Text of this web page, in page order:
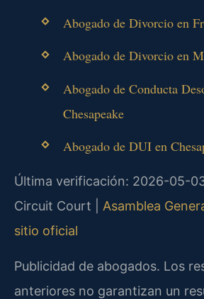
Abogado de Divorcio en
Abogado de Divorcio en
Abogado de Conducta
Chesapeake
Abogado de DUI en
Última verificación: 2026-05-
Circuit Court | Asamblea
sitio oficial
Publicidad de abogados. Los
anteriores no garantizan un